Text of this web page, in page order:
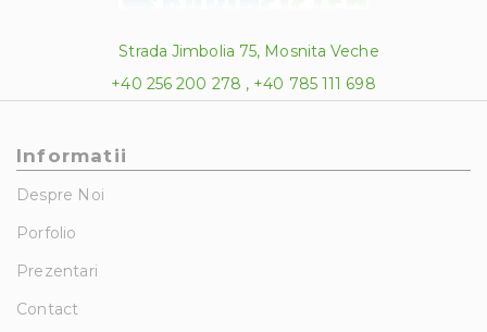
Strada Jimbolia 75, Mosnita Veche
+40 256 200 278 , +40 785 111 698
Informatii
Despre Noi
Porfolio
Prezentari
Contact